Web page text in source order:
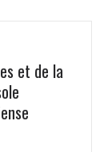
5
6
et de la